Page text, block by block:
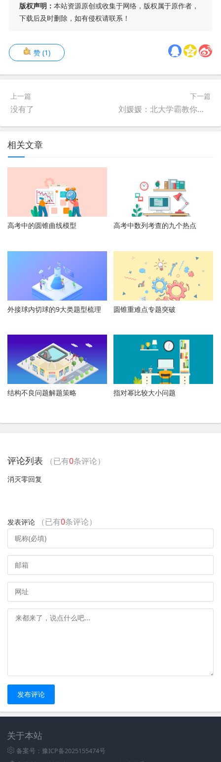
版权声明： 本站资源原创或收集于网络，版权属于原作者，
下载后及时删除，如有侵权请联系！
赞 (1)
上一篇
没有了
下一篇
刘媛媛：北大学霸教你高效学习的秘密
相关文章
高考中的圆锥曲线模型 高考中数列考查的九个热点
外接球内切球的9大类题型梳理 圆锥重难点专题突破
结构不良问题解题策略 指对幂比较大小问题
评论列表 （已有0条评论）
消灭零回复
发表评论 （已有0条评论）
发布评论
关于本站
备案号：豫ICP备2025155474号